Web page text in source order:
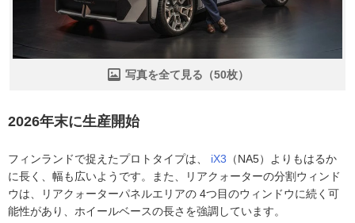
写真を全て見る（50枚）
2026年末に生産開始
フィンランドで捉えたプロトタイプは、 iX3 （NA5）よりもはるか
に長く、幅も広いようです。また、リアクォーターの分割ウィンド
ウは、リアクォーターパネルエリアの 4つ目のウィンドウに続く可
能性があり、ホイールベースの長さを強調しています。